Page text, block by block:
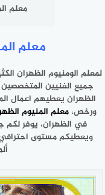
معلم
معلم
لمعلم الومنيوم الظهران
جميع الفنيين المتخصصين
الظهران يعطيهم اعمال
ورخص،معلم المنيوم
في الظهران، يوفر لكم
ويعطيكم مستوى احترافي